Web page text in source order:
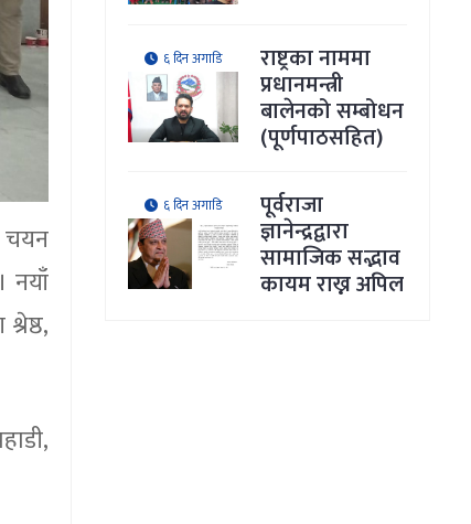
चयन
नयाँ
६ दिन अगाडि राष्ट्रका नाममा
प्रधानमन्त्री
बालेनको सम्बोधन
(पूर्णपाठसहित)
६ दिन अगाडि पूर्वराजा
ज्ञानेन्द्रद्वारा
सामाजिक सद्भाव
कायम राख्न अपिल